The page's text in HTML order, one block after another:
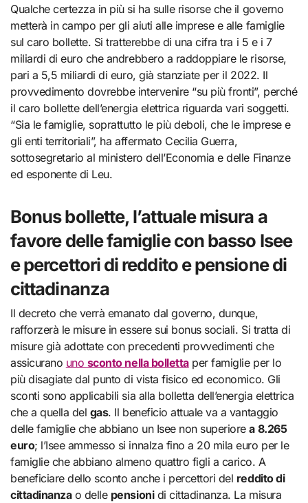
Qualche certezza in più si ha sulle risorse che il governo
metterà in campo per gli aiuti alle imprese e alle famiglie
sul caro bollette. Si tratterebbe di una cifra tra i 5 e i 7
miliardi di euro che andrebbero a raddoppiare le risorse,
pari a 5,5 miliardi di euro, già stanziate per il 2022. Il
provvedimento dovrebbe intervenire “su più fronti”, perché
il caro bollette dell’energia elettrica riguarda vari soggetti.
“Sia le famiglie, soprattutto le più deboli, che le imprese e
gli enti territoriali”, ha affermato Cecilia Guerra,
sottosegretario al ministero dell’Economia e delle Finanze
ed esponente di Leu.
Bonus bollette, l’attuale misura a
favore delle famiglie con basso Isee
e percettori di reddito e pensione di
cittadinanza
Il decreto che verrà emanato dal governo, dunque,
rafforzerà le misure in essere sui bonus sociali. Si tratta di
misure già adottate con precedenti provvedimenti che
assicurano uno sconto nella bollettaper famiglie per lo
più disagiate dal punto di vista fisico ed economico. Gli
sconti sono applicabili sia alla bolletta dell’energia elettrica
che a quella del gas. Il beneficio attuale va a vantaggio
delle famiglie che abbiano un Isee non superiorea 8.265
euro; l’Isee ammesso si innalza fino a 20 mila euro per le
famiglie che abbiano almeno quattro figli a carico. A
beneficiare dello sconto anche i percettori del reddito di
cittadinanzao delle pensionidi cittadinanza. La misura